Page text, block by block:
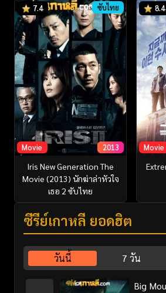
7.4 ซับไทย
Movie 2013
Iris New Generation The
Movie (2013) นักฆ่าล่าหัวใจ
เธอ 2 ซับไทย
8.4
Movie
ซีรี่ย์เกาหลี ยอดฮิต
วันนี้ 7 วัน
Big